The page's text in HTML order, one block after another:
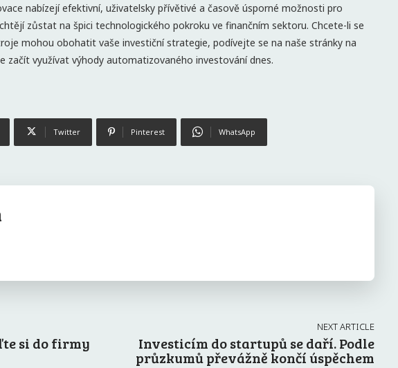
nabízejí efektivní, uživatelsky přívětivé a časově úsporné možnosti pro
zůstat na špici technologického pokroku ve finančním sektoru. Chcete-li se
mohou obohatit vaše investiční strategie, podívejte se na naše stránky na
začít využívat výhody automatizovaného investování dnes.
Twitter Pinterest WhatsApp
si do firmy
NEXT ARTICLE
Investicím do startupů se daří. Podle
průzkumů převážně končí úspěchem